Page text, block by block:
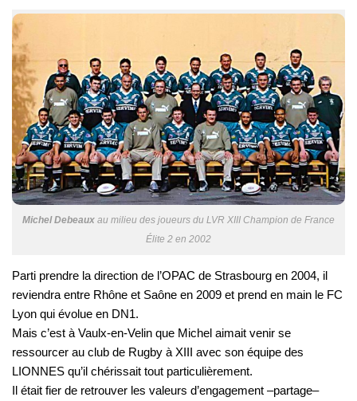
Michel Debeaux au milieu des joueurs du LVR XIII Champion de France
Élite 2 en 2002
Parti prendre la direction de l’OPAC de Strasbourg en 2004, il
reviendra entre Rhône et Saône en 2009 et prend en main le FC
Lyon qui évolue en DN1.
Mais c’est à Vaulx-en-Velin que Michel aimait venir se
ressourcer au club de Rugby à XIII avec son équipe des
LIONNES qu’il chérissait tout particulièrement.
Il était fier de retrouver les valeurs d’engagement –partage–